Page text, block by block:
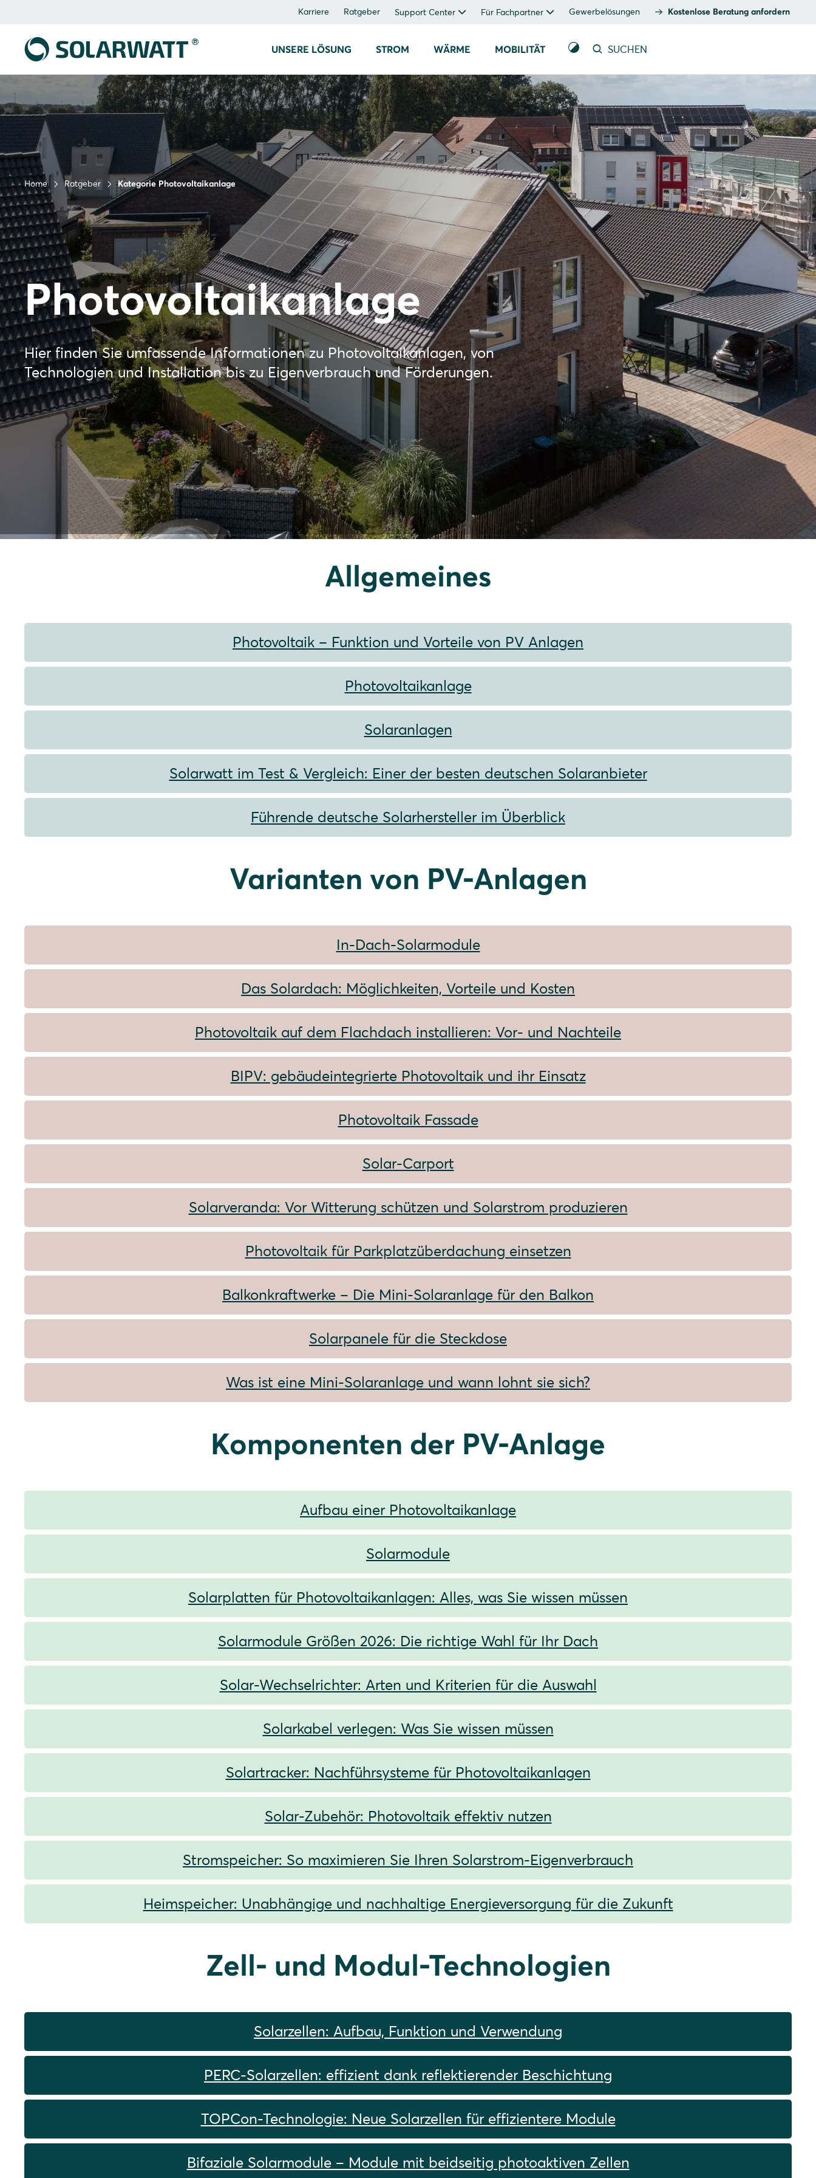
Karriere Ratgeber Support Center Für Fachpartner Gewerbelösungen Kostenlose Beratung anfordern
UNSERE LÖSUNG STROM WÄRME MOBILITÄT SUCHEN
Home Ratgeber Kategorie Photovoltaikanlage
Photovoltaikanlage
Hier finden Sie umfassende Informationen zu Photovoltaikanlagen, von
Technologien und Installation bis zu Eigenverbrauch und Förderungen.
Allgemeines
Photovoltaik – Funktion und Vorteile von PV Anlagen
Photovoltaikanlage
Solaranlagen
Solarwatt im Test & Vergleich: Einer der besten deutschen Solaranbieter
Führende deutsche Solarhersteller im Überblick
Varianten von PV-Anlagen
In-Dach-Solarmodule
Das Solardach: Möglichkeiten, Vorteile und Kosten
Photovoltaik auf dem Flachdach installieren: Vor- und Nachteile
BIPV: gebäudeintegrierte Photovoltaik und ihr Einsatz
Photovoltaik Fassade
Solar-Carport
Solarveranda: Vor Witterung schützen und Solarstrom produzieren
Photovoltaik für Parkplatzüberdachung einsetzen
Balkonkraftwerke – Die Mini-Solaranlage für den Balkon
Solarpanele für die Steckdose
Was ist eine Mini-Solaranlage und wann lohnt sie sich?
Komponenten der PV-Anlage
Aufbau einer Photovoltaikanlage
Solarmodule
Solarplatten für Photovoltaikanlagen: Alles, was Sie wissen müssen
Solarmodule Größen 2026: Die richtige Wahl für Ihr Dach
Solar-Wechselrichter: Arten und Kriterien für die Auswahl
Solarkabel verlegen: Was Sie wissen müssen
Solartracker: Nachführsysteme für Photovoltaikanlagen
Solar-Zubehör: Photovoltaik effektiv nutzen
Stromspeicher: So maximieren Sie Ihren Solarstrom-Eigenverbrauch
Heimspeicher: Unabhängige und nachhaltige Energieversorgung für die Zukunft
Zell- und Modul-Technologien
Solarzellen: Aufbau, Funktion und Verwendung
PERC-Solarzellen: effizient dank reflektierender Beschichtung
TOPCon-Technologie: Neue Solarzellen für effizientere Module
Bifaziale Solarmodule – Module mit beidseitig photoaktiven Zellen